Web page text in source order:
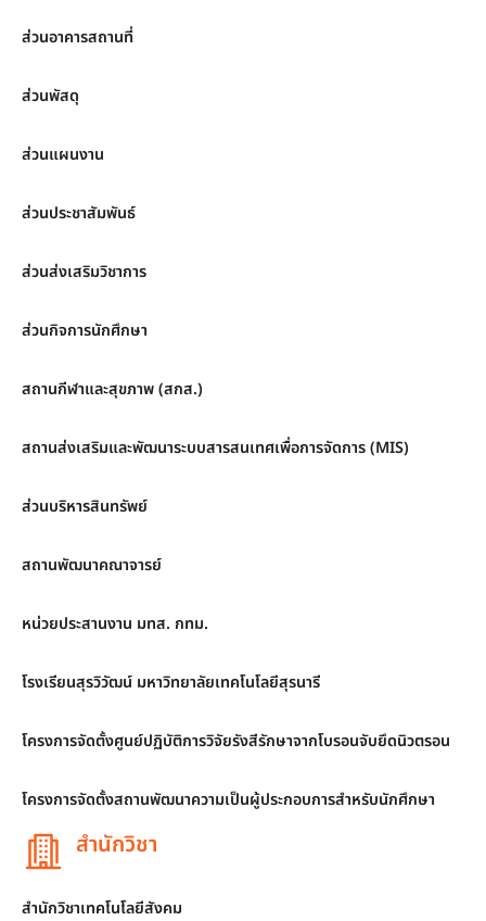
ส่วนอาคารสถานที่
ส่วนพัสดุ
ส่วนแผนงาน
ส่วนประชาสัมพันธ์
ส่วนส่งเสริมวิชาการ
ส่วนกิจการนักศึกษา
สถานกีฬาและสุขภาพ (สกส.)
สถานส่งเสริมและพัฒนาระบบสารสนเทศเพื่อการจัดการ (MIS)
ส่วนบริหารสินทรัพย์
สถานพัฒนาคณาจารย์
หน่วยประสานงาน มทส. กทม.
โรงเรียนสุรวิวัฒน์ มหาวิทยาลัยเทคโนโลยีสุรนารี
โครงการจัดตั้งศูนย์ปฏิบัติการวิจัยรังสีรักษาจากโบรอนจับยึดนิวตรอน
โครงการจัดตั้งสถานพัฒนาความเป็นผู้ประกอบการสำหรับนักศึกษา
สำนักวิชา
สำนักวิชาเทคโนโลยีสังคม